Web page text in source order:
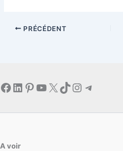
PRÉCÉDENT
Facebook
LinkedIn
Pinterest
YouTube
X TikTok
Instagram
A voir